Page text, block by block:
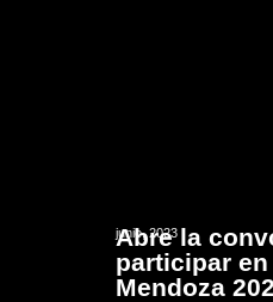
junio, 2023
Abre la
participar
Mendoza